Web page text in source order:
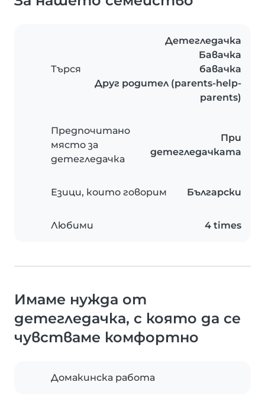
Търся
Детегледачка
Бавачка
бавачка
Друг родител (parents-help-
parents)
Предпочитано
място за
детегледачка
При
детегледачката
Езици, които говорим Български
Любими 4 times
Имаме нужда от
детегледачка, с която да се
чувстваме комфортно
Домакинска работа